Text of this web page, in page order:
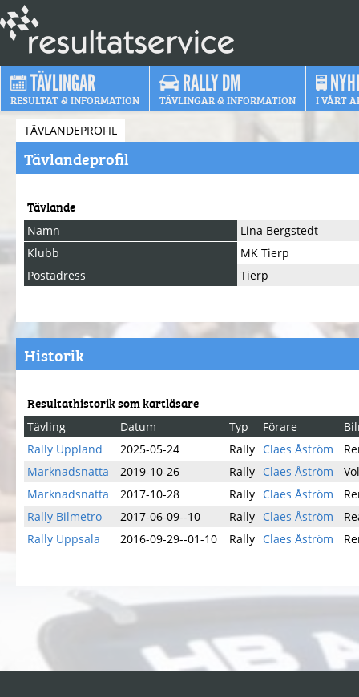
TÄVLINGAR
RESULTAT & INFORMATION
RALLY DM
TÄVLINGAR & INFORMATION I VÅRT
TÄVLANDEPROFIL
Tävlandeprofil
Tävlande
Namn
Lina Bergstedt
Klubb
MK Tierp
Postadress
Tierp
Historik
Resultathistorik som kartläsare
Tävling Datum Typ Förare
Rally Uppland
2025-05-24 Rally Claes Åström
Marknadsnatta
2019-10-26 Rally Claes Åström
Marknadsnatta
2017-10-28 Rally Claes Åström
Rally Bilmetro
2017-06-09--10 Rally Claes Åström
Rally Uppsala
2016-09-29--01-10 Rally Claes Åström